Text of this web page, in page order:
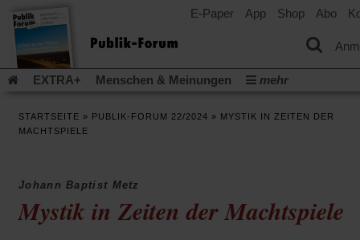
E-Paper App Shop Abo
EXTRA+ Menschen & Meinungen
mehr
Aufstehen & Handeln
Leserinitiative Publik-Forum e.V.
Urlaub und Nichtstun(Öffnet
Gefährlicher Reichtum(Öffnet
Krieg in
STARTSEITE » PUBLIK-FORUM 22/2024 » MYSTIK IN ZEITEN DER
MACHTSPIELE
Johann Baptist Metz
Mystik in Zeiten der Machtspiele